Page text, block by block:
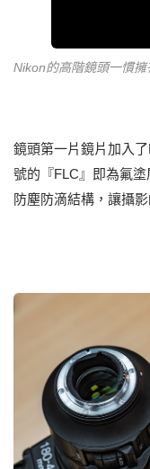
Nikon的高階鏡頭一慣
鏡頭第一片鏡片加入
號的『FLC』即為氟
防塵防滴結構，讓攝